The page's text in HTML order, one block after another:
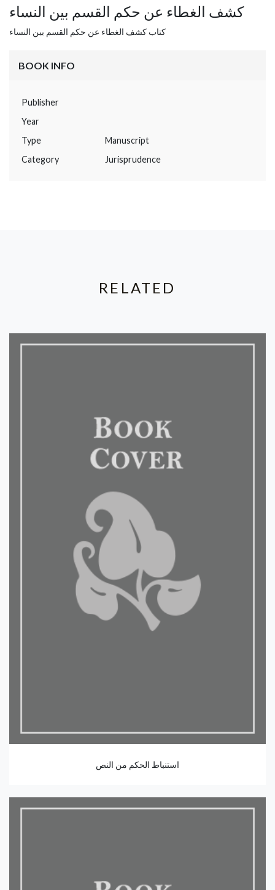
كشف الغطاء عن حكم القسم بين النساء
كتاب كشف الغطاء عن حكم القسم بين النساء
BOOK INFO
Publisher
Year
Type
Manuscript
Category
Jurisprudence
RELATED
استنباط الحكم من النص